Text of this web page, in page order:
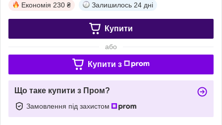
Економія 230 ₴ Залишилось 24 дні
Купити
або
Купити з
Що таке купити з Пром?
Замовлення під захистом